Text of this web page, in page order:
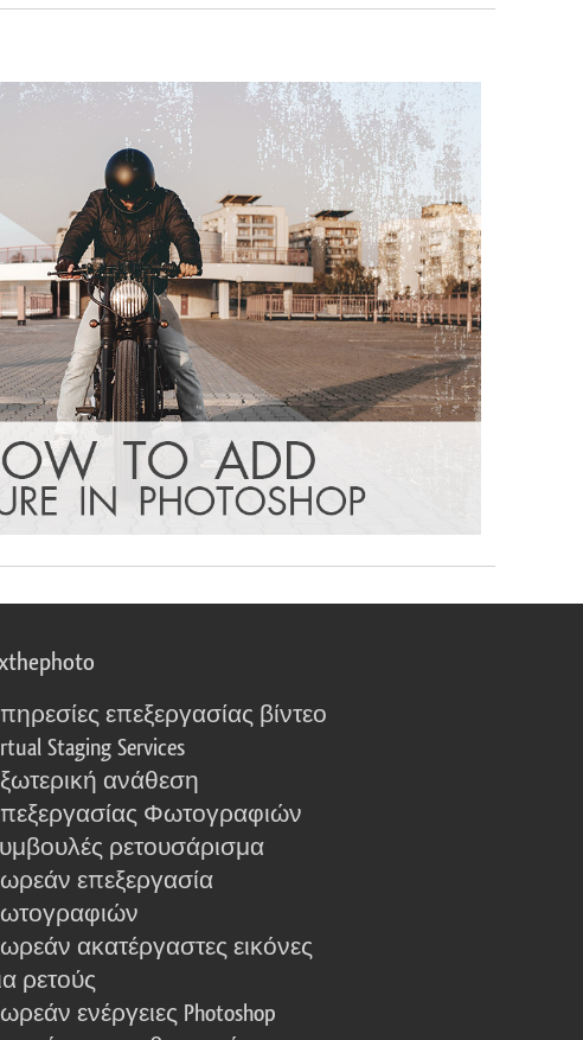
επεξεργασίας βίντεο
Staging Services
ανάθεση
Φωτογραφιών
ρετουσάρισμα
επεξεργασία
ακατέργαστες εικόνες
ρετούς
ενέργειες Photoshop